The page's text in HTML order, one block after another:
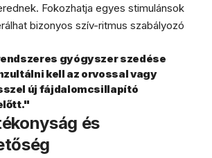
Fokozhatja egyes stimulánsok
bizonyos szív-ritmus szabályozó
gyógyszer szedése
kell az orvossal vagy
új fájdalomcsillapító
és